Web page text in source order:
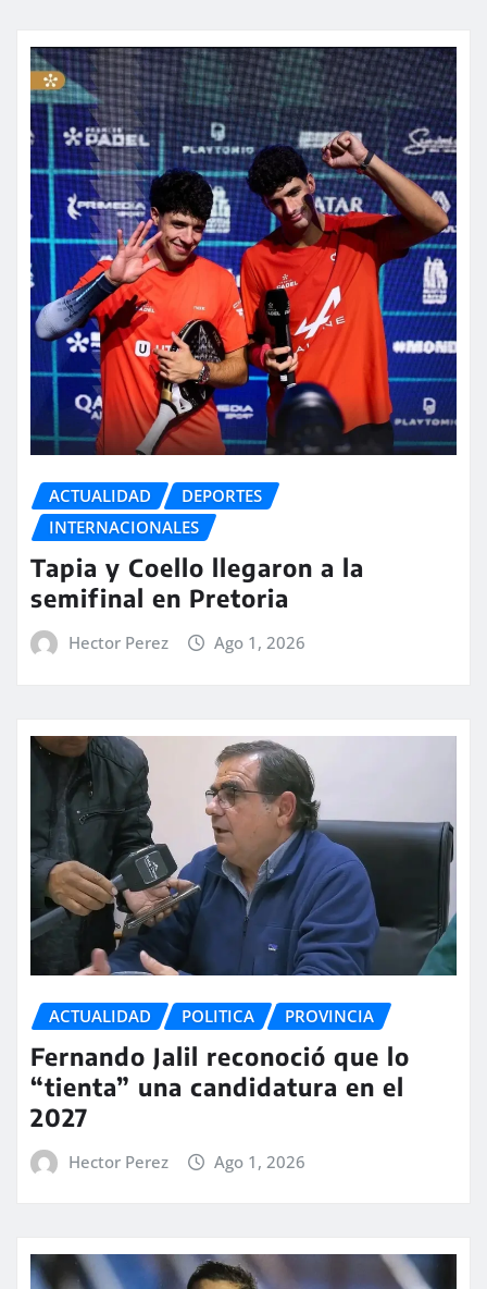
ACTUALIDAD
DEPORTES
INTERNACIONALES
Tapia y Coello llegaron a la
semifinal en Pretoria
Hector Perez Ago 1, 2026
ACTUALIDAD POLITICA PROVINCIA
Fernando Jalil reconoció que lo
“tienta” una candidatura en el
2027
Hector Perez Ago 1, 2026